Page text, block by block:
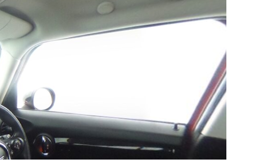
工場
買取
査定依頼